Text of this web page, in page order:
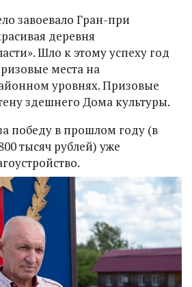
завоевало Гран-при
деревня
Шло к этому успеху год
места на
уровнях. Призовые
здешнего Дома культуры.
победу в прошлом году (в
тысяч рублей) уже